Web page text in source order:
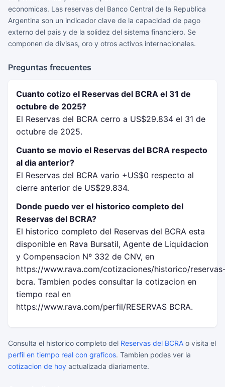
economicas. Las reservas del Banco Central de la Republica
Argentina son un indicador clave de la capacidad de pago
externo del pais y de la solidez del sistema financiero. Se
componen de divisas, oro y otros activos internacionales.
Preguntas frecuentes
Cuanto cotizo el Reservas del BCRA el 31 de
octubre de 2025?
El Reservas del BCRA cerro a US$29.834 el 31 de
octubre de 2025.
Cuanto se movio el Reservas del BCRA respecto
al dia anterior?
El Reservas del BCRA vario +US$0 respecto al
cierre anterior de US$29.834.
Donde puedo ver el historico completo del
Reservas del BCRA?
El historico completo del Reservas del BCRA esta
disponible en Rava Bursatil, Agente de Liquidacion
y Compensacion Nº 332 de CNV, en
https://www.rava.com/cotizaciones/historico/
bcra. Tambien podes consultar la cotizacion en
tiempo real en
https://www.rava.com/perfil/RESERVAS BCRA.
Consulta el historico completo del Reservas del BCRA o visita el
perfil en tiempo real con graficos. Tambien podes ver la
cotizacion de hoy actualizada diariamente.